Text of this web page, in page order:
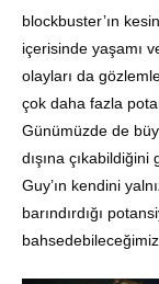
blockbuster’ın
içerisinde yaşamı
olayları da
çok daha fazla
Günümüzde de
dışına
Guy’ın kendini
barındırdığı